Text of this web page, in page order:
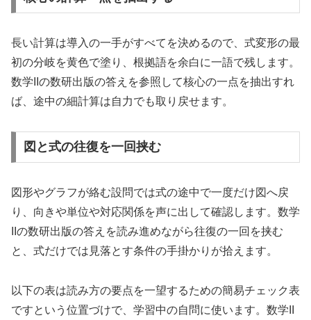
長い計算は導入の一手がすべてを決めるので、式変形の最
初の分岐を黄色で塗り、根拠語を余白に一語で残します。
数学IIの数研出版の答えを参照して核心の一点を抽出すれ
ば、途中の細計算は自力でも取り戻せます。
図と式の往復を一回挟む
図形やグラフが絡む設問では式の途中で一度だけ図へ戻
り、向きや単位や対応関係を声に出して確認します。数学
IIの数研出版の答えを読み進めながら往復の一回を挟む
と、式だけでは見落とす条件の手掛かりが拾えます。
以下の表は読み方の要点を一望するための簡易チェック表
ですという位置づけで、学習中の自問に使います。数学II